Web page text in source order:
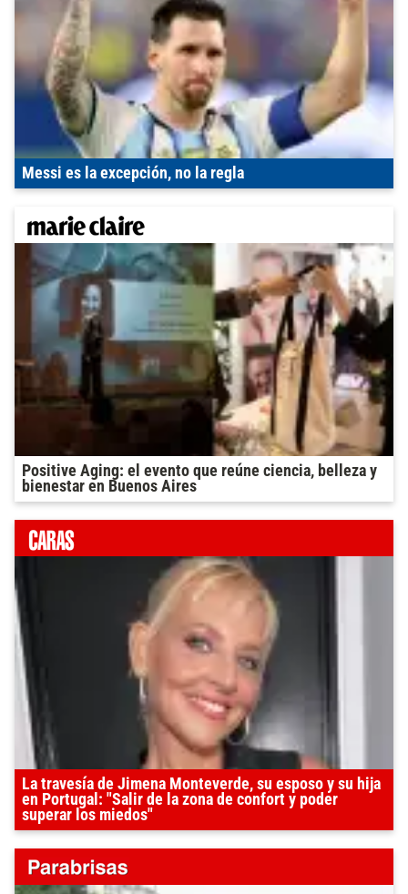
Messi es la excepción, no la regla
Positive Aging: el evento que reúne ciencia, belleza y
bienestar en Buenos Aires
La travesía de Jimena Monteverde, su esposo y su hija
en Portugal: "Salir de la zona de confort y poder
superar los miedos"